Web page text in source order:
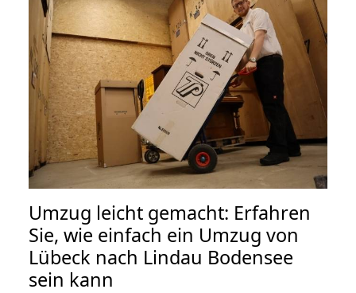
Umzug leicht gemacht: Erfahren
Sie, wie einfach ein Umzug von
Lübeck nach Lindau Bodensee
sein kann